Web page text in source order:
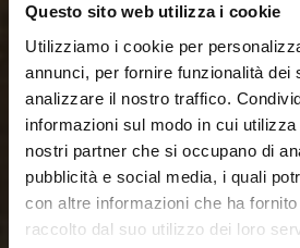
Questo sito web utilizza i cookie
Utilizziamo i cookie per
annunci, per fornire funzionalità dei
analizzare il nostro traffico.
informazioni sul modo in cui
nostri partner che si occupano di
pubblicità e social media, i quali
con altre informazioni che ha
raccolto dal suo utilizzo dei loro